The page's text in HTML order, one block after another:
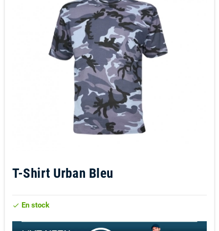
T-Shirt Urban Bleu
check En stock